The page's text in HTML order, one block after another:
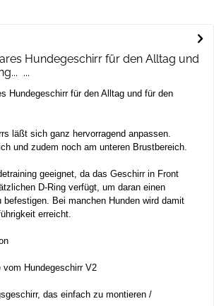
Hundegeschirr für den Alltag und
...
Hundegeschirr für den Alltag und für den
läßt sich ganz hervorragend anpassen.
und zudem noch am unteren Brustbereich.
geeignet, da das Geschirr in Front
D-Ring verfügt, um daran einen
befestigen. Bei manchen Hunden wird damit
erreicht.
vom Hundegeschirr V2
das einfach zu montieren /